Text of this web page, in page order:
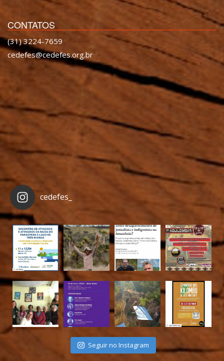
CONTATOS
(31) 3224-7659
cedefes@cedefes.org.br
cedefes_
Seguir no Instagram